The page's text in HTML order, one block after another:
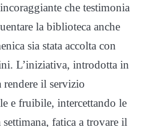
che testimonia
la biblioteca anche
sia stata accolta con
L’iniziativa, introdotta in
rendere il servizio
e fruibile, intercettando le
fatica a trovare il